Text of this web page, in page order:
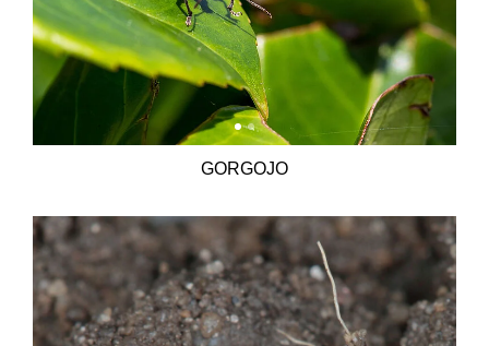
GORGOJO